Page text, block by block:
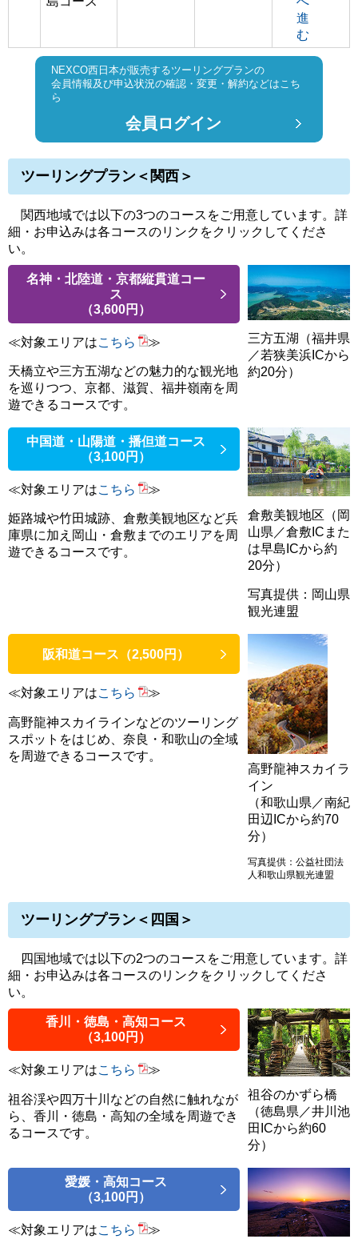
進
む
NEXCO西日本が販売するツーリングプランの
会員情報及び申込状況の確認・変更・解約などはこち
ら
会員ログイン
ツーリングプラン＜関西＞
関西地域では以下の3つのコースをご用意しています。詳
細・お申込みは各コースのリンクをクリックしてくださ
い。
三方五湖（福井県
／若狭美浜ICから
約20分）
名神・北陸道・京都縦貫道コー
ス
（3,600円）
≪対象エリアはこちら ≫
天橋立や三方五湖などの魅力的な観光地
を巡りつつ、京都、滋賀、福井嶺南を周
遊できるコースです。
倉敷美観地区（岡
山県／倉敷ICまた
は早島ICから約
20分）
写真提供：岡山県
観光連盟
中国道・山陽道・播但道コース
（3,100円）
≪対象エリアはこちら ≫
姫路城や竹田城跡、倉敷美観地区など兵
庫県に加え岡山・倉敷までのエリアを周
遊できるコースです。
高野龍神スカイラ
イン
（和歌山県／南紀
田辺ICから約70
分）
写真提供：公益社団法
人和歌山県観光連盟
阪和道コース（2,500円）
≪対象エリアはこちら ≫
高野龍神スカイラインなどのツーリング
スポットをはじめ、奈良・和歌山の全域
を周遊できるコースです。
ツーリングプラン＜四国＞
四国地域では以下の2つのコースをご用意しています。詳
細・お申込みは各コースのリンクをクリックしてくださ
い。
祖谷のかずら橋
（徳島県／井川池
田ICから約60
分）
香川・徳島・高知コース
（3,100円）
≪対象エリアはこちら ≫
祖谷渓や四万十川などの自然に触れなが
ら、香川・徳島・高知の全域を周遊でき
るコースです。
愛媛・高知コース
（3,100円）
≪対象エリアはこちら ≫